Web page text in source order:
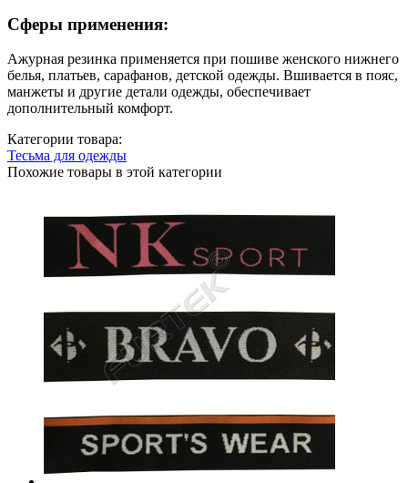
Сферы применения:
Ажурная резинка применяется при пошиве женского нижнего
белья, платьев, сарафанов, детской одежды. Вшивается в пояс,
манжеты и другие детали одежды, обеспечивает
дополнительный комфорт.
Категории товара:
Тесьма для одежды
Похожие товары в этой категории